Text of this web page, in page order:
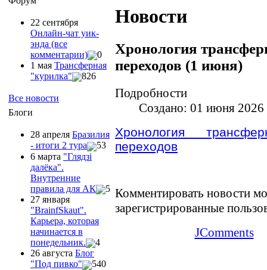
22 сентября
Онлайн-чат уик-
энда (все
комментарии)
0
1 мая Трансферная
"курилка"
826
Все новости
Блоги
28 апреля Бразилия
- итоги 2 тура
53
6 марта "Глядзi
далёка".
Внутренние
правила для АК
5
27 января
"ВrainfSkaut".
Карьера, которая
начинается в
понедельник.
4
26 августа Блог
"Под пивко"
540
Новости
Хронология
переходов (1 июня)
Подробности
Создано: 01 июня 2026
Хронология
переходов
Комментировать новости
зарегистрированные
JComments